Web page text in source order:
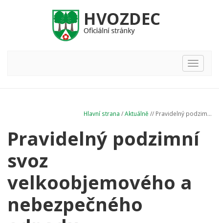
Hlavní
nabídka
Hlavní strana /Aktuálně // Pravidelný podzim...
Pravidelný podzimní
svoz
velkoobjemového a
nebezpečného